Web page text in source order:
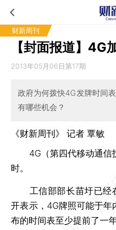
财新周刊
【封面报道】4G
2013年05月06日第17期
政府为何拨快4G发牌时间
有哪些机会？
《财新周刊》 记者覃敏
4G（第四代移动通信
时。
工信部部长苗圩已经
开表示，4G牌照可能于
布的时间表至少提前了一年